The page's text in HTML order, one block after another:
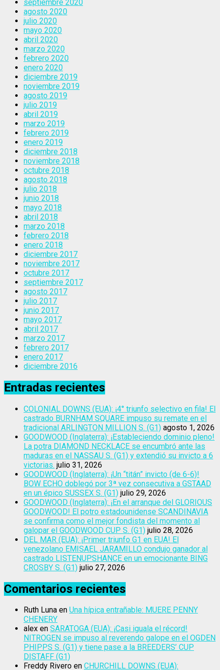
septiembre 2020
agosto 2020
julio 2020
mayo 2020
abril 2020
marzo 2020
febrero 2020
enero 2020
diciembre 2019
noviembre 2019
agosto 2019
julio 2019
abril 2019
marzo 2019
febrero 2019
enero 2019
diciembre 2018
noviembre 2018
octubre 2018
agosto 2018
julio 2018
junio 2018
mayo 2018
abril 2018
marzo 2018
febrero 2018
enero 2018
diciembre 2017
noviembre 2017
octubre 2017
septiembre 2017
agosto 2017
julio 2017
junio 2017
mayo 2017
abril 2017
marzo 2017
febrero 2017
enero 2017
diciembre 2016
Entradas recientes
COLONIAL DOWNS (EUA): ¡4° triunfo selectivo en fila! El
castrado BURNHAM SQUARE impuso su remate en el
tradicional ARLINGTON MILLION S. (G1) agosto 1, 2026
GOODWOOD (Inglaterra): ¡Estableciendo dominio pleno!
La potra DIAMOND NECKLACE se encumbró ante las
maduras en el NASSAU S. (G1) y extendió su invicto a 6
victorias. julio 31, 2026
GOODWOOD (Inglaterra): ¡Un “titán” invicto (de 6-6)!
BOW ECHO doblegó por 3ª vez consecutiva a GSTAAD
en un épico SUSSEX S. (G1) julio 29, 2026
GOODWOOD (Inglaterra): ¡En el arranque del GLORIOUS
GOODWOOD! El potro estadounidense SCANDINAVIA
se confirma como el mejor fondista del momento al
galopar el GOODWOOD CUP S. (G1) julio 28, 2026
DEL MAR (EUA): ¡Primer triunfo G1 en EUA! El
venezolano EMISAEL JARAMILLO condujo ganador al
castrado LISTENUPSHANCE en un emocionante BING
CROSBY S. (G1) julio 27, 2026
Comentarios recientes
Ruth Luna en Una hípica entrañable: MUERE PENNY
CHENERY
alex en SARATOGA (EUA): ¡Casi iguala el récord!
NITROGEN se impuso al reverendo galope en el OGDEN
PHIPPS S. (G1) y tiene pase a la BREEDERS’ CUP
DISTAFF (G1)
Freddy Rivero en CHURCHILL DOWNS (EUA):